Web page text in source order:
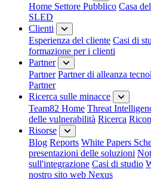
Home Settore Pubblico Casa
SLED
Clienti
Esperienza del cliente Casi di
formazione per i clienti
Partner
Partner Partner di alleanza
Partner
Ricerca sulle minacce
Team82 Home Threat
delle vulnerabilità Ricerca
Risorse
Blog Reports White Papers
presentazioni delle soluzioni
sull'integrazione Casi di studio
nostro sito web Nexus